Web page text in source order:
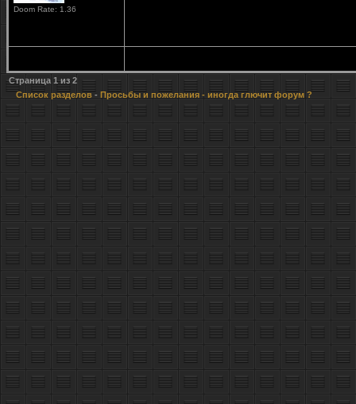
Doom Rate: 1.36
Страница 1из 2
Список разделов - Просьбы и пожелания - иногда глючит форум ?